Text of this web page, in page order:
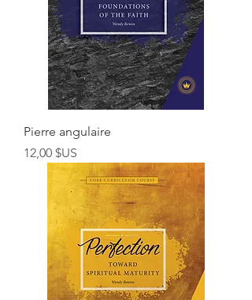
Pierre angulaire
Prix
12,00 $US